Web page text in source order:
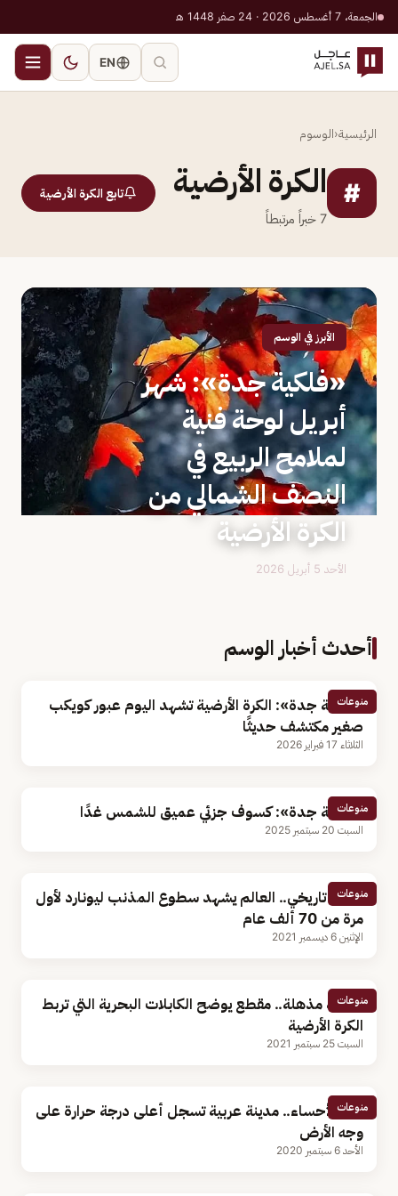
الجمعة، 7 أغسطس 2026 · 24 صفر 1448 هـ
EN
الرئيسية‹الوسوم
# الكرة الأرضية
7 خبراً مرتبطاً
تابع الكرة الأرضية
الأبرز في الوسم
«فلكية جدة»: شهر
أبريل لوحة فنية
لملامح الربيع في
النصف الشمالي من
الكرة الأرضية
الأحد 5 أبريل 2026
أحدث أخبار الوسم
منوعات
«فلكية جدة»: الكرة الأرضية تشهد اليوم عبور كويكب
صغير مكتشف حديثًا
الثلاثاء 17 فبراير 2026
منوعات
«فلكية جدة»: كسوف جزئي عميق للشمس غدًا
السبت 20 سبتمبر 2025
منوعات
حدث تاريخي.. العالم يشهد سطوع المذنب ليونارد لأول
مرة من 70 ألف عام
الإثنين 6 ديسمبر 2021
منوعات
خارطة مذهلة.. مقطع يوضح الكابلات البحرية التي تربط
الكرة الأرضية
السبت 25 سبتمبر 2021
منوعات
بعد الأحساء.. مدينة عربية تسجل أعلى درجة حرارة على
وجه الأرض
الأحد 6 سبتمبر 2020